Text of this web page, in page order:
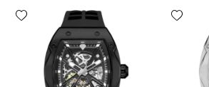
Add wishlist